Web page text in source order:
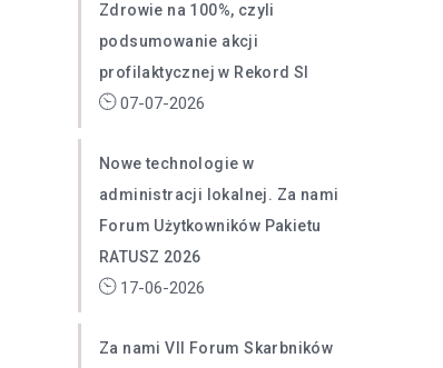
Zdrowie na 100%, czyli
podsumowanie akcji
profilaktycznej w Rekord SI
07-07-2026
Nowe technologie w
administracji lokalnej. Za nami
Forum Użytkowników Pakietu
RATUSZ 2026
17-06-2026
Za nami VII Forum Skarbników